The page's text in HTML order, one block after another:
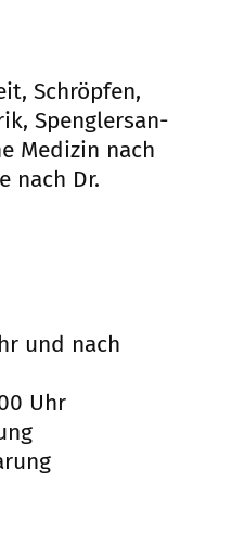
Schröpfen,
Spenglersan-
Medizin nach
nach Dr.
und nach
Uhr